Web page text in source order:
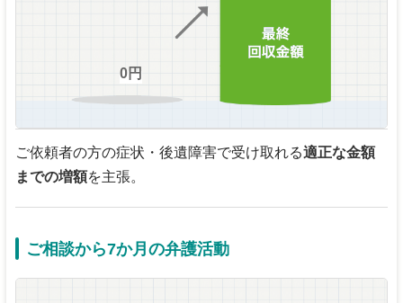
0円
ご依頼者の方の症状・後遺障害で受け取れる適正な金額
までの増額を主張。
ご相談から7か月の弁護活動